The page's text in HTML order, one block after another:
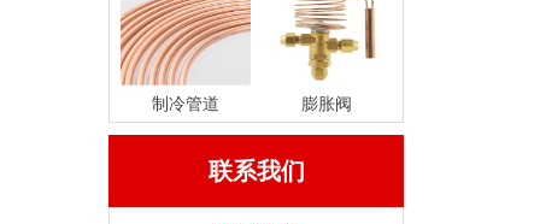
制冷管道 膨胀阀
联系我们